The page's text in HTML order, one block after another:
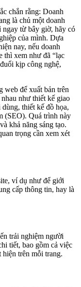
chắn rằng: Doanh
là chủ một doanh
ngay từ bây giờ, hãy có
của mình. Dựa
nay, nếu doanh
thì xem như đã “lạc
kịp công nghệ,
web để xuất bản trên
như thiết kế giao
thiết kế đồ họa,
(SEO). Quá trình này
khả năng sáng tạo.
trọng cần xem xét
ví dụ như để giới
cấp thông tin, hay là
trải nghiệm người
tiết, bao gồm cả việc
hiện trên mỗi trang.